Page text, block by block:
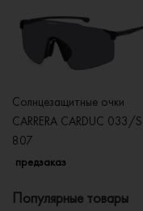
Солнцезащитные очки
CARRERA CARDUC 033/S
807
предзаказ
Популярные товары